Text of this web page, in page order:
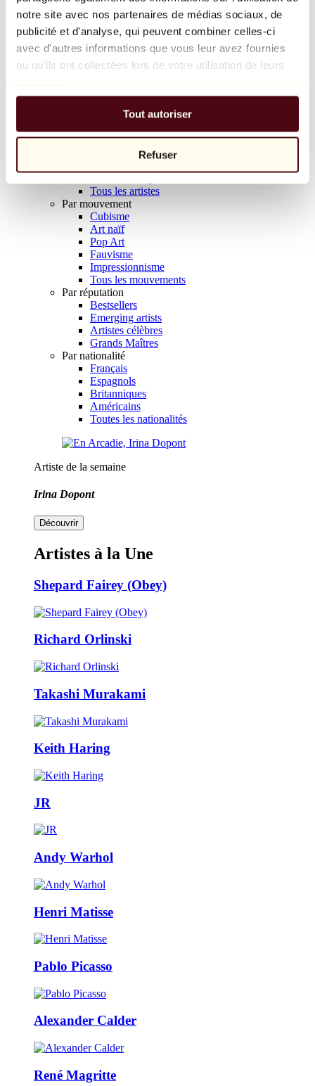
notre site avec nos partenaires de médias sociaux, de
publicité et d'analyse, qui peuvent combiner celles-ci
avec d'autres informations que vous leur avez fournies
ou qu'ils ont collectées lors de votre utilisation de leurs
Tout autoriser
Refuser
Balloon Dog (Orange)
Jeff Koons
10 000 €
Parcourir
Tous les sculpteurs
Tous les photographes
Tous les artistes
Par mouvement
Cubisme
Art naïf
Pop Art
Fauvisme
Impressionnisme
Tous les mouvements
Par réputation
Bestsellers
Emerging artists
Artistes célèbres
Grands Maîtres
Par nationalité
Français
Espagnols
Britanniques
Américains
Toutes les nationalités
Artiste de la semaine
Irina Dopont
Découvrir
Artistes à la Une
Shepard Fairey (Obey)
Richard Orlinski
Takashi Murakami
Keith Haring
JR
Andy Warhol
Henri Matisse
Pablo Picasso
Alexander Calder
René Magritte